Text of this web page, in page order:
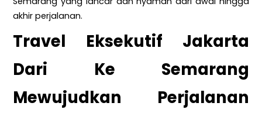
akhir perjalanan.
Travel Eksekutif Jakarta
Dari Ke Semarang
Mewujudkan Perjalanan